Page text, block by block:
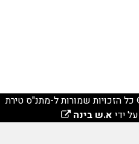
הזכויות שמורות ל-מתנ"ס טירת
ידי א.ש בינה